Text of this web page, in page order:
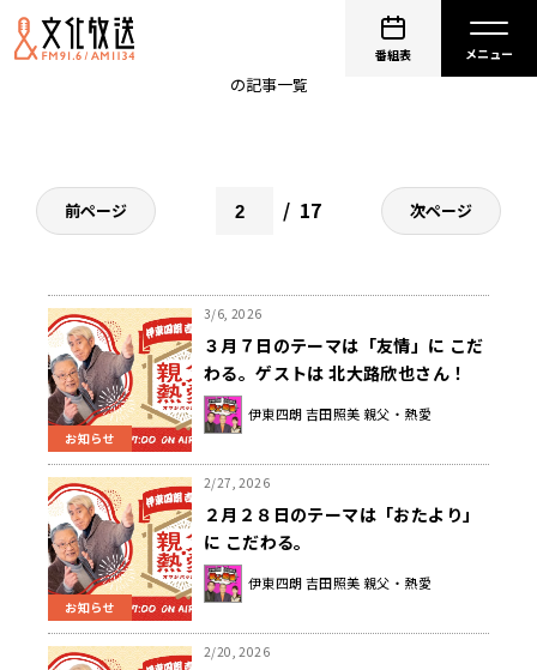
番組表
の記事一覧
前ページ 17 次ページ
お知らせ
3/6, 2026
３月７日のテーマは「友情」に こだ
わる。ゲストは 北大路欣也さん！
伊東四朗 吉田照美 親父・熱愛
お知らせ
2/27, 2026
２月２８日のテーマは「おたより」
に こだわる。
伊東四朗 吉田照美 親父・熱愛
2/20, 2026